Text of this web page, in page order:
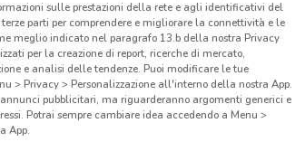
Via
Via
sulle prestazioni della rete e agli identificativi del
parti per comprendere e migliorare la connettività e le
meglio indicato nel paragrafo 13.b della nostra Privacy
per la creazione di report, ricerche di mercato,
e analisi delle tendenze. Puoi modificare le tue
> Privacy > Personalizzazione all'interno della nostra App.
pubblicitari, ma riguarderanno argomenti generici e
Potrai sempre cambiare idea accedendo a Menu >
App.